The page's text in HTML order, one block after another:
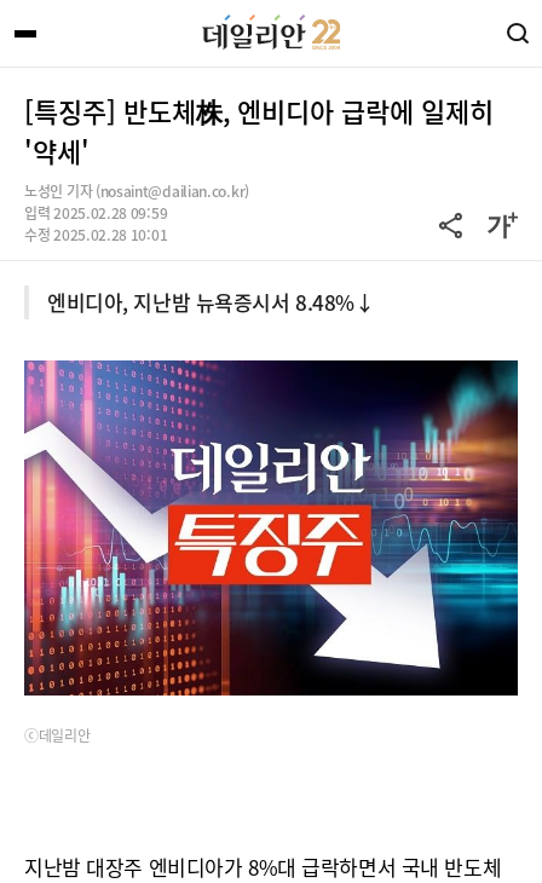
[특징주] 반도체株, 엔비디아 급락에 일제히
'약세'
노성인 기자 (nosaint@dailian.co.kr)
입력 2025.02.28 09:59
수정 2025.02.28 10:01
엔비디아, 지난밤 뉴욕증시서 8.48%↓
ⓒ데일리안
지난밤 대장주 엔비디아가 8%대 급락하면서 국내 반도체